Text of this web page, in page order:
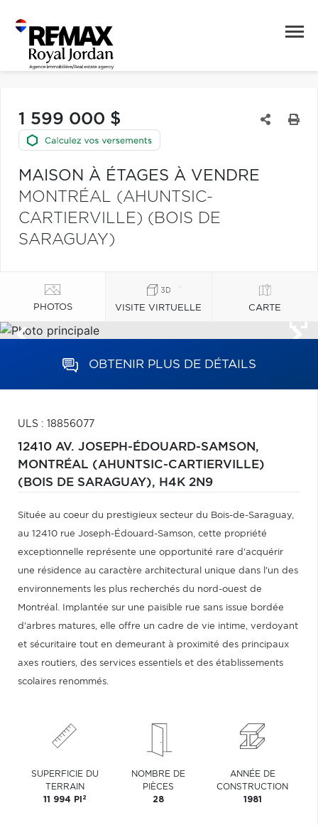
1 599 000 $
MAISON À ÉTAGES À VENDRE
MONTRÉAL (AHUNTSIC-
CARTIERVILLE) (BOIS DE
SARAGUAY)
PHOTOS VISITE VIRTUELLE CARTE
OBTENIR PLUS DE DÉTAILS
ULS : 18856077
12410 AV. JOSEPH-ÉDOUARD-SAMSON,
MONTRÉAL (AHUNTSIC-CARTIERVILLE)
(BOIS DE SARAGUAY), H4K 2N9
Située au coeur du prestigieux secteur du Bois-de-Saraguay,
au 12410 rue Joseph-Édouard-Samson, cette propriété
exceptionnelle représente une opportunité rare d'acquérir
une résidence au caractère architectural unique dans l'un des
environnements les plus recherchés du nord-ouest de
Montréal. Implantée sur une paisible rue sans issue bordée
d'arbres matures, elle offre un cadre de vie intime, verdoyant
et sécuritaire tout en demeurant à proximité des principaux
axes routiers, des services essentiels et des établissements
scolaires renommés.
SUPERFICIE DU
TERRAIN
11 994 PI 2
NOMBRE DE
PIÈCES
28
ANNÉE DE
CONSTRUCTION
1981